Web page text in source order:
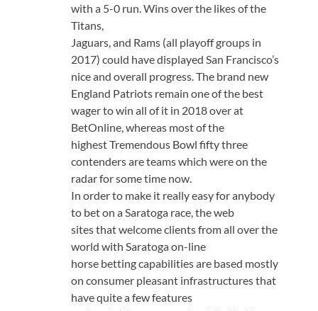
with a 5-0 run. Wins over the likes of the
Titans,
Jaguars, and Rams (all playoff groups in
2017) could have displayed San Francisco’s
nice and overall progress. The brand new
England Patriots remain one of the best
wager to win all of it in 2018 over at
BetOnline, whereas most of the
highest Tremendous Bowl fifty three
contenders are teams which were on the
radar for some time now.
In order to make it really easy for anybody
to bet on a Saratoga race, the web
sites that welcome clients from all over the
world with Saratoga on-line
horse betting capabilities are based mostly
on consumer pleasant infrastructures that
have quite a few features